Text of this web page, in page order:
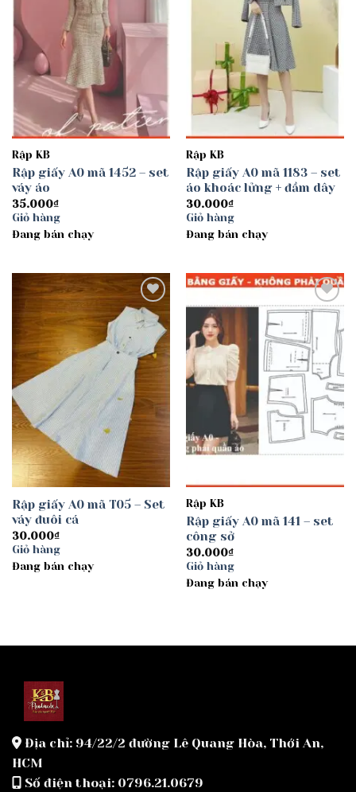
Rập KB
Rập giấy A0 mã 1452 – set
váy áo
35.000₫
Giỏ hàng
Đang bán chạy
Rập KB
Rập giấy A0 mã 1183 – set
áo khoác lửng + đầm dây
30.000₫
Giỏ hàng
Đang bán chạy
Add to
wishlist
Rập giấy A0 mã T05 – Set
váy đuôi cá
30.000₫
Giỏ hàng
Đang bán chạy
Add to
wishlist
Rập KB
Rập giấy A0 mã 141 – set
công sở
30.000₫
Giỏ hàng
Đang bán chạy
Địa chỉ: 94/22/2 đường Lê Quang Hòa, Thới An,
HCM
Số điện thoại: 0796.21.0679